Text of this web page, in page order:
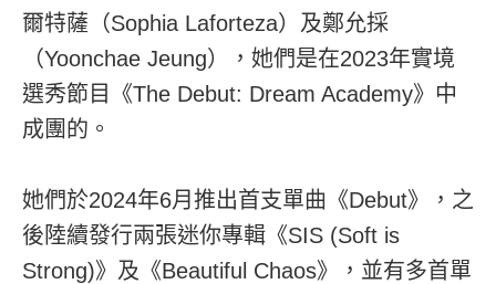
爾特薩（Sophia Laforteza）及鄭允採
（Yoonchae Jeung），她們是在2023年實境
選秀節目《The Debut: Dream Academy》中
成團的。
她們於2024年6月推出首支單曲《Debut》，之
後陸續發行兩張迷你專輯《SIS (Soft is
Strong)》及《Beautiful Chaos》，並有多首單